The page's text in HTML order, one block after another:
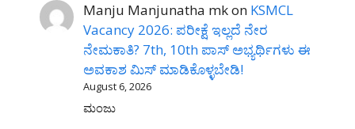
Manju Manjunatha mkon KSMCL
Vacancy 2026: ಪರೀಕ್ಷೆ ಇಲ್ಲದೆ ನೇರ
ನೇಮಕಾತಿ? 7th, 10th ಪಾಸ್ ಅಭ್ಯರ್ಥಿಗಳು ಈ
ಅವಕಾಶ ಮಿಸ್ ಮಾಡಿಕೊಳ್ಳಬೇಡಿ!
August 6, 2026
ಮಂಜು